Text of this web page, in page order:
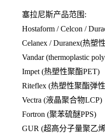
塞拉尼斯产品范围:
Hostaform / Celcon /
Celanex / Duranex(热塑
Vandar (thermoplastic
Impet (热塑性聚酯PET)
Riteflex (热塑性聚酯弹
Vectra (液晶聚合物LCP)
Fortron (聚苯硫醚PPS)
GUR (超高分子量聚乙